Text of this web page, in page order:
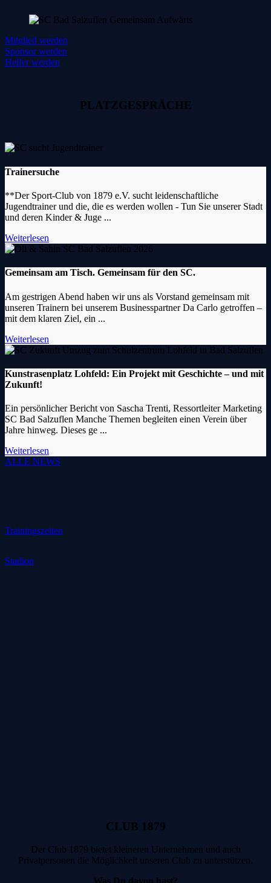
Mitglied werden
Sponsor werden
Helfer werden
PLATZGESPRÄCHE
Trainersuche
**Der Sport-Club von 1879 e.V. sucht leidenschaftliche
Jugendtrainer und die, die es werden wollen - Tun Sie unserer Stadt
und deren Kinder & Juge ...
Weiterlesen
Gemeinsam am Tisch. Gemeinsam für den SC.
Am gestrigen Abend haben wir uns als Vorstand gemeinsam mit
unseren Trainern bei unserem Businesspartner Da Carlo getroffen –
mit dem klaren Ziel, ein ...
Weiterlesen
Kunstrasenplatz Lohfeld: Ein Projekt mit Geschichte – und mit
Zukunft!
Ein persönlicher Bericht von Sascha Trenti, Ressortleiter Marketing
SC Bad Salzuflen Manche Themen begleiten einen Verein über
Jahre hinweg. Dieses ge ...
Weiterlesen
ALLE NEWS
Trainingszeiten
Stadion
CLUB 1879
Der Club 1879 bietet kleineren Unternehmen und auch
Privatpersonen die Möglichkeit unseren Club zu unterstützen.